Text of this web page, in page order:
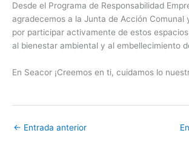
Desde el Programa de Responsabilidad
agradecemos a la Junta de Acción Comunal
por participar activamente de estos
al bienestar ambiental y al embellecimiento
En Seacor ¡Creemos en ti, cuidamos lo
← Entrada anterior